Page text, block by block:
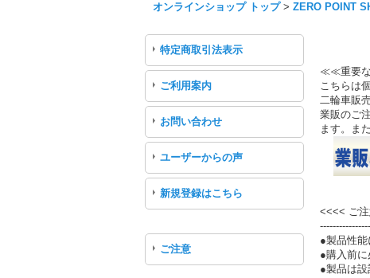
オンラインショップ トップ > ZERO POINT
特定商取引法表示
ご利用案内
お問い合わせ
ユーザーからの声
新規登録はこちら
ご注意
≪≪重要
こちらは
二輪車販
業販のご
ます。ま
<<<< ご
●製品性能
●購入前
●製品は